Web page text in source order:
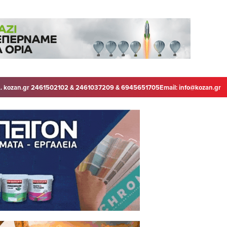
kozan.gr 2461502102 & 2461037209 & 6945651705Email:info@kozan.gr